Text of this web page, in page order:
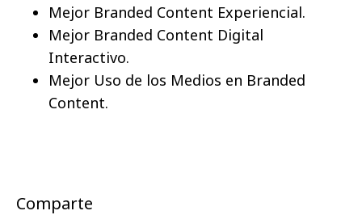
Mejor Branded Content Experiencial.
Mejor Branded Content Digital
Interactivo.
Mejor Uso de los Medios en Branded
Content.
Comparte